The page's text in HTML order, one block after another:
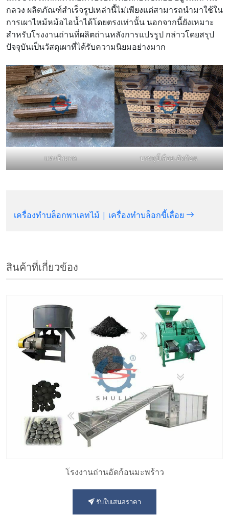
กลวง ผลิตภัณฑ์สำเร็จรูปเหล่านี้ไม่เพียงแต่สามารถนำมาใช้ใน
การเผาไหม้หม้อไอน้ำได้โดยตรงเท่านั้น นอกจากนี้ยังเหมาะ
สำหรับโรงงานถ่านที่ผลิตถ่านหลังการแปรรูป กล่าวโดยสรุป
ปัจจุบันเป็นวัสดุเผาที่ได้รับความนิยมอย่างมาก
แท่งชีวมวล บรรจุขี้เลื่อย-อัดก้อน
เครื่องทำบล็อกพาเลทไม้ | เครื่องทำบล็อกขี้เลื่อย
สินค้าที่เกี่ยวข้อง
โรงงานถ่านอัดก้อนมะพร้าว
รับใบเสนอราคา